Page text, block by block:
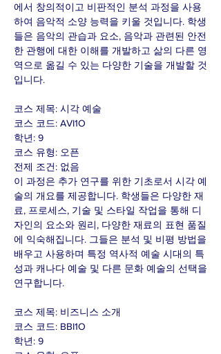
에서 창의적이고 비판적인 분석 과정을 사용
하여 음악적 소양 능력을 키울 것입니다. 학생
들은 음악의 관습과 요소, 음악과 관련된 안전
한 관행에 대한 이해를 개발하고 삶의 다른 영
역으로 옮길 수 있는 다양한 기술을 개발할 것
입니다.
코스 제목: 시각 예술
코스 코드: AVI1O
학년: 9
코스 유형: 오픈
전제 조건: 없음
이 과정은 추가 연구를 위한 기초로서 시각 예
술의 개요를 제공합니다. 학생들은 다양한 재
료, 프로세스, 기술 및 스타일 작업을 통해 디
자인의 요소와 원리, 다양한 재료의 표현 품질
에 익숙해집니다. 그들은 분석 및 비평 방법을
배우고 사용하며 특정 역사적 예술 시대의 특
성과 캐나다 예술 및 다른 문화 예술의 선택을
연구합니다.
코스 제목: 비즈니스 소개
코스 코드: BBI1O
학년: 9